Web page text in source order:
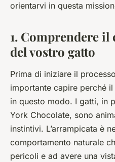
orientarvi in questa
1. Comprendere
del vostro gatto
Prima di iniziare il
importante capire perché
in questo modo. I gatti, in
York Chocolate, sono
instintivi. L’arrampicata è
comportamento naturale
pericoli e ad avere una